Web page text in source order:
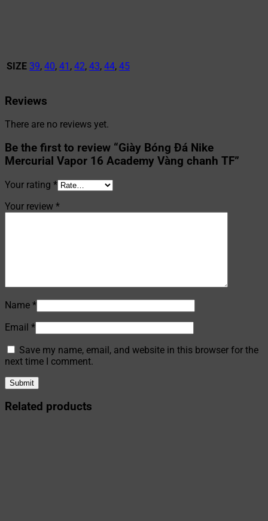
SIZE 39, 40, 41 , 42, 43, 44, 45
Reviews
There are no reviews yet.
Be the first to review “Giày Bóng Đá Nike
Mercurial Vapor 16 Academy Vàng chanh TF”
Your rating *
Your review *
Name *
Email *
Save my name, email, and website in this browser for the
next time I comment.
Related products